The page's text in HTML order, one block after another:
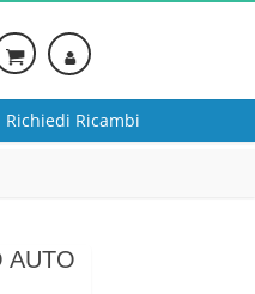
Richiedi Ricambi
AUTO